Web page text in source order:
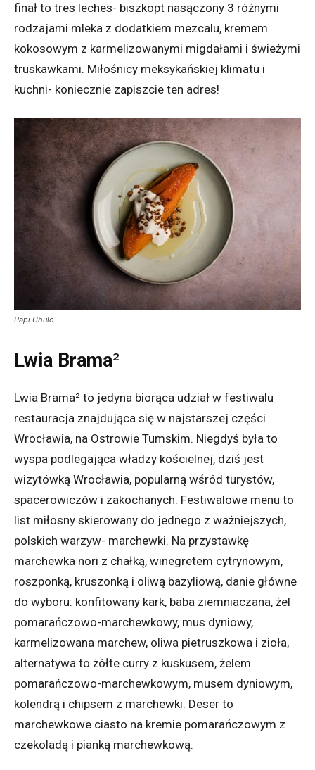
finał to tres leches- biszkopt nasączony 3 różnymi
rodzajami mleka z dodatkiem mezcalu, kremem
kokosowym z karmelizowanymi migdałami i świeżymi
truskawkami. Miłośnicy meksykańskiej klimatu i
kuchni- koniecznie zapiszcie ten adres!
Papi Chulo
Lwia Brama²
Lwia Brama² to jedyna biorąca udział w festiwalu
restauracja znajdująca się w najstarszej części
Wrocławia, na Ostrowie Tumskim. Niegdyś była to
wyspa podlegająca władzy kościelnej, dziś jest
wizytówką Wrocławia, popularną wśród turystów,
spacerowiczów i zakochanych. Festiwalowe menu to
list miłosny skierowany do jednego z ważniejszych,
polskich warzyw- marchewki. Na przystawkę
marchewka nori z chałką, winegretem cytrynowym,
roszponką, kruszonką i oliwą bazyliową, danie główne
do wyboru: konfitowany kark, baba ziemniaczana, żel
pomarańczowo-marchewkowy, mus dyniowy,
karmelizowana marchew, oliwa pietruszkowa i zioła,
alternatywa to żółte curry z kuskusem, żelem
pomarańczowo-marchewkowym, musem dyniowym,
kolendrą i chipsem z marchewki. Deser to
marchewkowe ciasto na kremie pomarańczowym z
czekoladą i pianką marchewkową.